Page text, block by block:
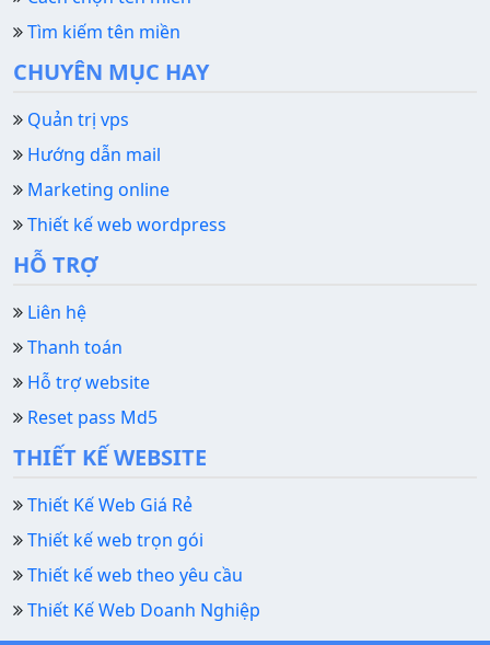
Tìm kiếm tên miền
CHUYÊN MỤC HAY
Quản trị vps
Hướng dẫn mail
Marketing online
Thiết kế web wordpress
HỖ TRỢ
Liên hệ
Thanh toán
Hỗ trợ website
Reset pass Md5
THIẾT KẾ WEBSITE
Thiết Kế Web Giá Rẻ
Thiết kế web trọn gói
Thiết kế web theo yêu cầu
Thiết Kế Web Doanh Nghiệp